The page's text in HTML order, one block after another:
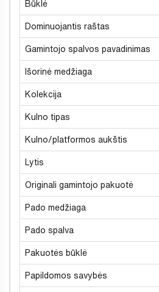
Būklė
Dominuojantis raštas
Gamintojo spalvos pavadinimas
Išorinė medžiaga
Kolekcija
Kulno tipas
Kulno/platformos aukštis
Lytis
Originali gamintojo pakuotė
Pado medžiaga
Pado spalva
Pakuotės būklė
Papildomos savybės